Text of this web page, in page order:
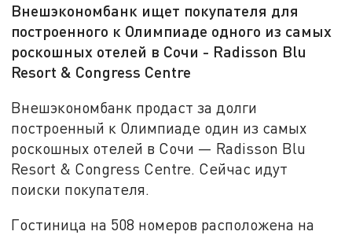
Внешэкономбанк ищет покупателя для
построенного к Олимпиаде одного из самых
роскошных отелей в Сочи - Radisson Blu
Resort & Congress Centre
Внешэкономбанк продаст за долги
построенный к Олимпиаде один из самых
роскошных отелей в Сочи — Radisson Blu
Resort & Congress Centre. Сейчас идут
поиски покупателя.
Гостиница на 508 номеров расположена на